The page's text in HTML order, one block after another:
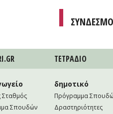
ΤΕΤΡAΔΙΟ
Σταθμός
Σπουδών
δημοτικό
Πρόγραμμα
Δραστηριότητες